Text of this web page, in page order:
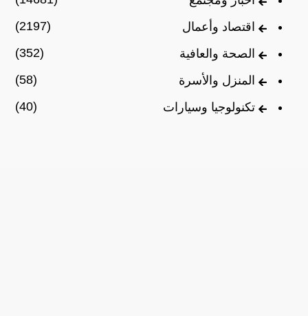
اقتصاد وأعمال
(2197)
الصحة والعافية
(352)
المنزل والأسرة
(58)
تكنولوجيا وسيارات
(40)